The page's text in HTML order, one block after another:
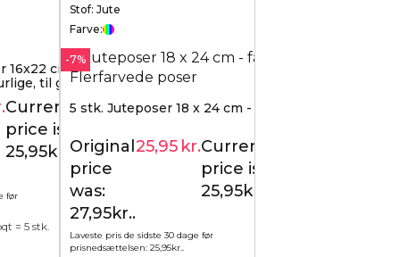
16x22 cm med
til gaver
55,39 kr.
Current
price is:
25,95kr..
før
= 5 stk.
Stof: Jute
Farve:
-7%
5 stk. Juteposer 18 x 24 cm - farvemix
Original
price
was:
27,95kr..
25,95 kr.Current
price is:
25,95kr..
Laveste pris de sidste 30 dage før
prisnedsættelsen: 25,95kr.